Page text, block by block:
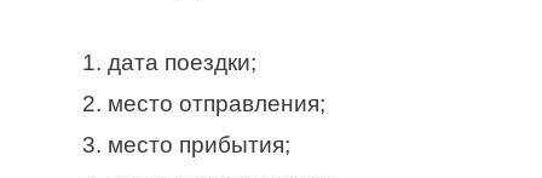
дата поездки;
место отправления;
место прибытия;